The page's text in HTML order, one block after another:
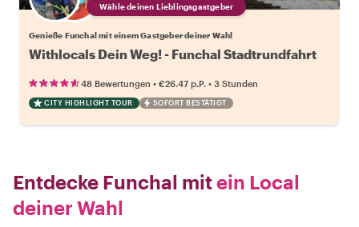
Wähle deinen Lieblingsgastgeber
Genieße Funchal mit einem Gastgeber deiner Wahl
Withlocals Dein Weg! - Funchal Stadtrundfahrt
48 Bewertungen • €26.47 p.P. • 3 Stunden
CITY HIGHLIGHT TOUR SOFORT BESTÄTIGT
Entdecke Funchal mitein Local
deiner Wahl